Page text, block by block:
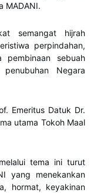
MADANI.
semangat hijrah
perpindahan,
pembinaan sebuah
Negara
Emeritus Datuk Dr.
utama Tokoh Maal
tema ini turut
yang menekankan
hormat, keyakinan